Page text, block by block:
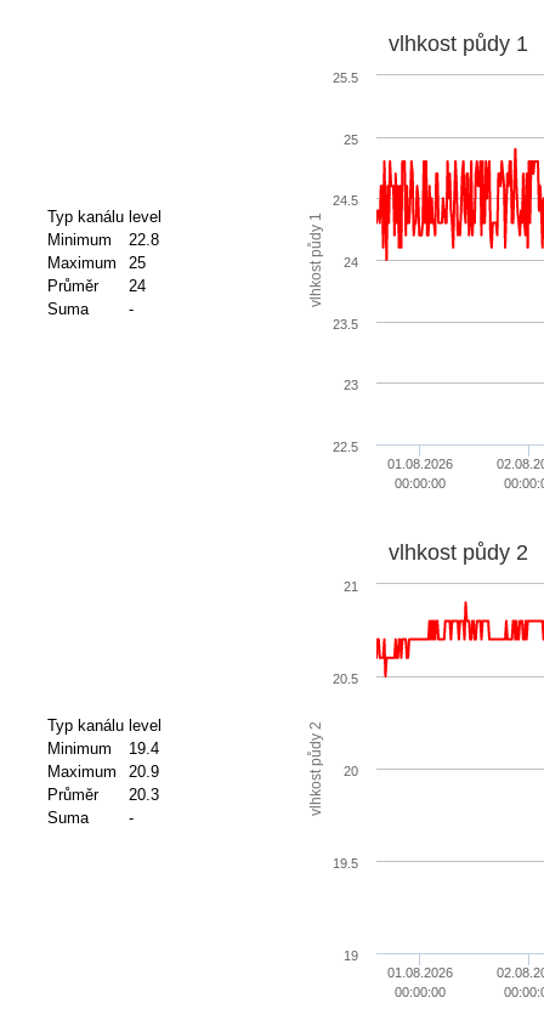
Typ kanálu level
Minimum
22.8
Maximum
25
Průměr
24
Suma
-
vlhkost půdy 1
vlhkost půdy 1
01.08.2026
00:00:00
22.5
23
23.5
24
24.5
25
25.5
Typ kanálu level
Minimum
19.4
Maximum
20.9
Průměr
20.3
Suma
-
vlhkost půdy 2
vlhkost půdy 2
01.08.2026
00:00:00
19.5
20
20.5
21
19